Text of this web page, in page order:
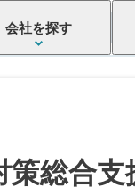
会社を探す
策総合